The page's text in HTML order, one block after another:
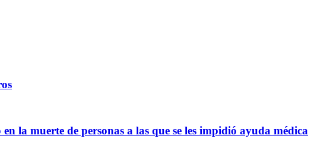
la muerte de personas a las que se les impidió ayuda médica